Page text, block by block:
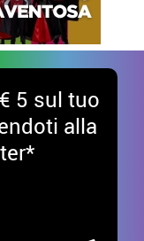
5 sul tuo
alla